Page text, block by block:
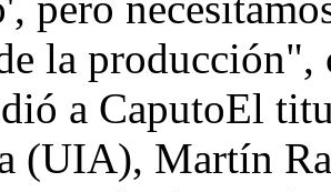
la
a CaputoEl
(UIA), Martín